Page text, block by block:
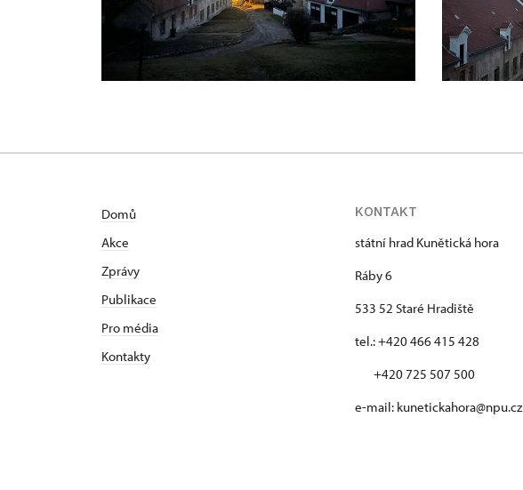
Domů
Akce
Zprávy
Publikace
Pro média
Kontakty
KONTAKT
státní hrad Kunětická hora
Ráby 6
533 52 Staré Hradiště
tel.: +420 466 415 428
+420 725 507 500
e-mail: kunetickahora@npu.cz